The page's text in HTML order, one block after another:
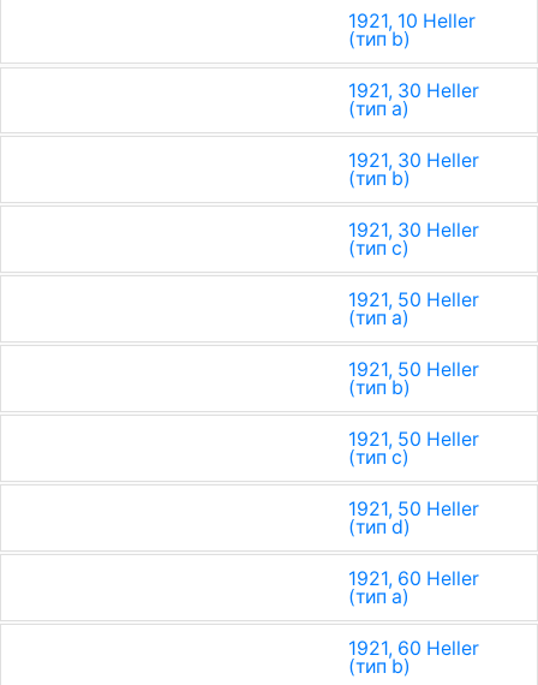
1921, 10 Heller
(тип b)
1921, 30 Heller
(тип a)
1921, 30 Heller
(тип b)
1921, 30 Heller
(тип c)
1921, 50 Heller
(тип a)
1921, 50 Heller
(тип b)
1921, 50 Heller
(тип c)
1921, 50 Heller
(тип d)
1921, 60 Heller
(тип a)
1921, 60 Heller
(тип b)